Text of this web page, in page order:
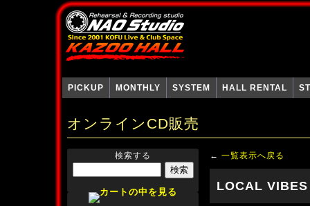
PICKUP MONTHLY SYSTEM HALL RENTAL
オンラインCD販売
検索する ← 一覧表示へ戻る
LOCAL